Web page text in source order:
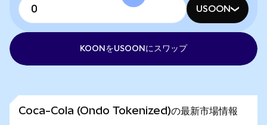
USOON
KOONをUSOONにスワップ
Coca-Cola (Ondo Tokenized)の最新市場情報